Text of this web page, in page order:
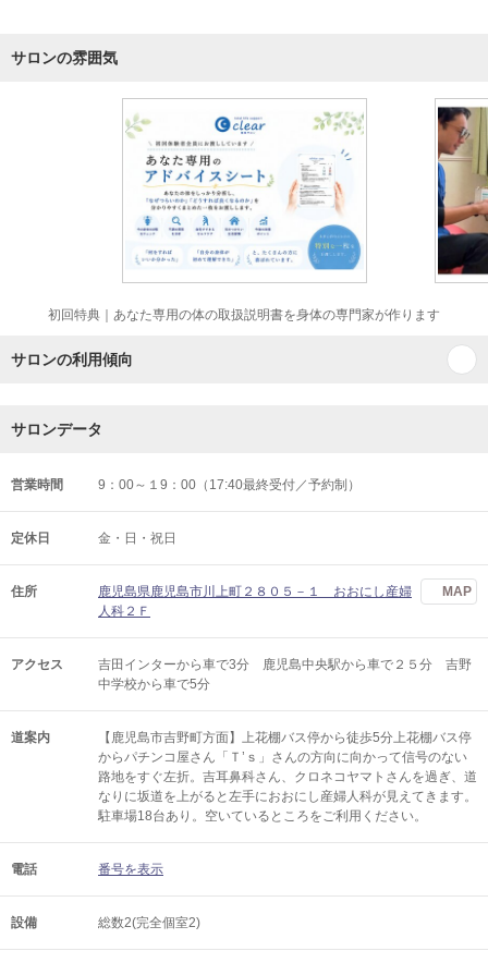
サロンの雰囲気
初回特典｜あなた専用の体の取扱説明書を身体の専門家が作ります
サロンの利用傾向
サロンデータ
営業時間 9：00～１9：00（17:40最終受付／予約制）
定休日 金・日・祝日
住所
鹿児島県鹿児島市川上町２８０５－１ おおにし産婦
人科２Ｆ
MAP
アクセス
吉田インターから車で3分 鹿児島中央駅から車で２５分 吉野
中学校から車で5分
道案内
【鹿児島市吉野町方面】上花棚バス停から徒歩5分上花棚バス停
からパチンコ屋さん「Ｔ’ｓ」さんの方向に向かって信号のない
路地をすぐ左折。吉耳鼻科さん、クロネコヤマトさんを過ぎ、道
なりに坂道を上がると左手におおにし産婦人科が見えてきます。
駐車場18台あり。空いているところをご利用ください。
電話 番号を表示
設備 総数2(完全個室2)